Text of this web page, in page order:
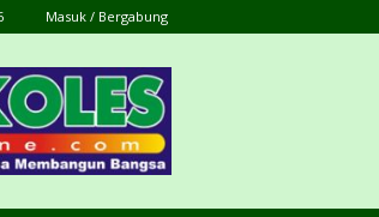
Masuk / Bergabung
Pak
Oles
Online